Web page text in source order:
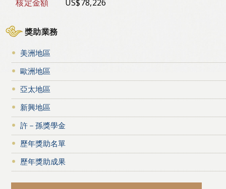
核定金額
US$78,226
獎助業務
美洲地區
歐洲地區
亞太地區
新興地區
許－孫獎學金
歷年獎助名單
歷年獎助成果